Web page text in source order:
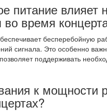
питание влияет
время
бесперебойную
сигнала. Это особенно
поддерживать
к мощности